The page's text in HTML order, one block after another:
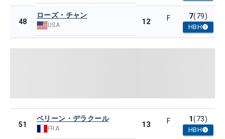
48
ローズ・チャン
USA 12 F 7(79)
HBH
51
ペリーン・デラクール
FRA 13 F 1(73)
HBH